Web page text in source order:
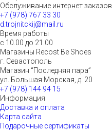
Обслуживание интернет заказов
+7 (978) 767 33 30
d.trojnitckij@mail.ru
Время работы
с 10.00 до 21.00
Магазины Recost Be Shoes
г. Севастополь
Магазин “Последняя пара”
ул. Большая Морская, д. 20
+7 (978) 144 94 15
Информация
Доставка и оплата
Карта сайта
Подарочные сертификаты